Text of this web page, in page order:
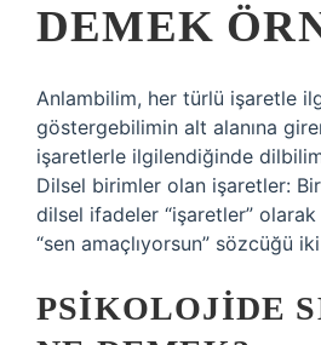
DEMEK
Anlambilim, her türlü işaretle
göstergebilimin alt alanına
işaretlerle ilgilendiğinde
Dilsel birimler olan işaretler:
dilsel ifadeler “işaretler” olarak
“sen amaçlıyorsun” sözcüğü
PSIKOLOJIDE